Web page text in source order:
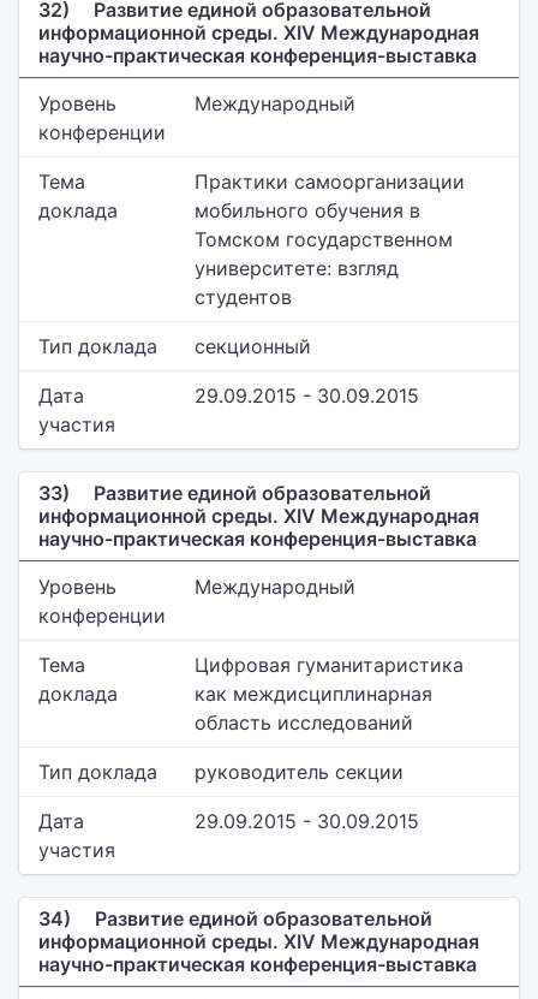
32)
Развитие единой образовательной
информационной среды. XIV Международная
научно-практическая конференция-выставка
Уровень
конференции
Международный
Тема
доклада
Практики самоорганизации
мобильного обучения в
Томском государственном
университете: взгляд
студентов
Тип доклада секционный
Дата
участия
29.09.2015 - 30.09.2015
33)
Развитие единой образовательной
информационной среды. XIV Международная
научно-практическая конференция-выставка
Уровень
конференции
Международный
Тема
доклада
Цифровая гуманитаристика
как междисциплинарная
область исследований
Тип доклада руководитель секции
Дата
участия
29.09.2015 - 30.09.2015
34)
Развитие единой образовательной
информационной среды. XIV Международная
научно-практическая конференция-выставка